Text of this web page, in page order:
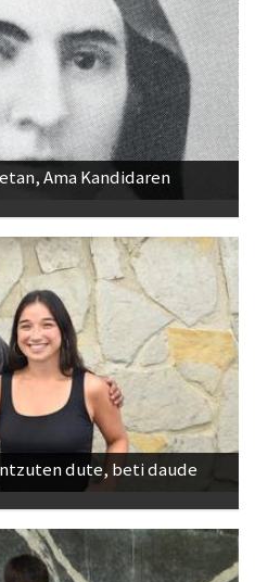
Ama Kandidaren
dute, beti daude